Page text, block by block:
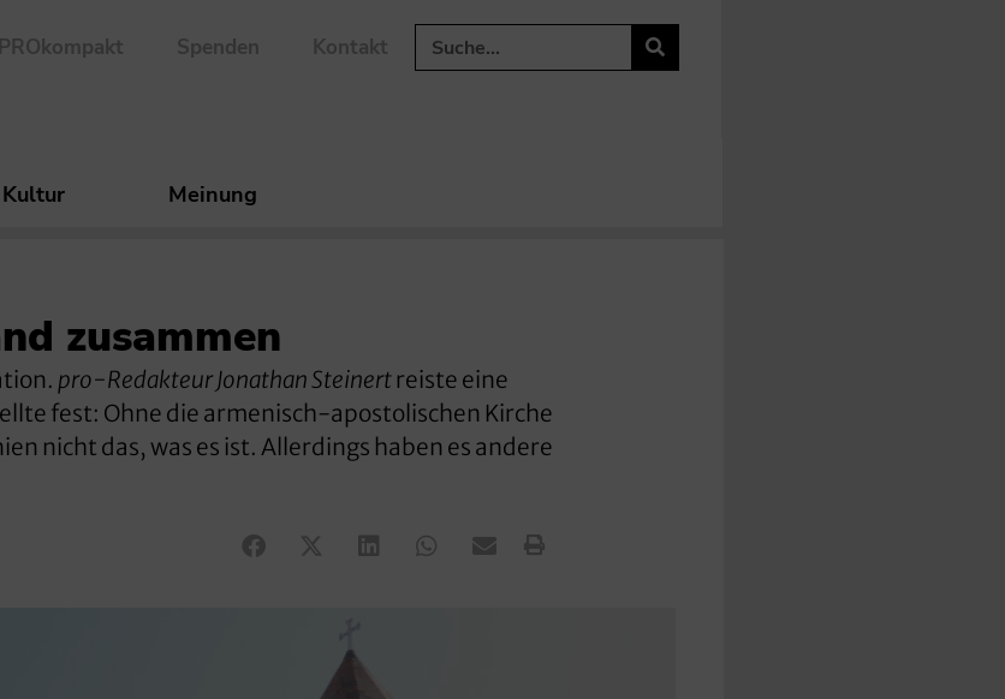
PROkompakt Spenden Kontakt
Kultur Meinung
zusammen
pro-Redakteur Jonathan Steinertreiste eine
fest: Ohne die armenisch-apostolischen Kirche
nicht das, was es ist. Allerdings haben es andere